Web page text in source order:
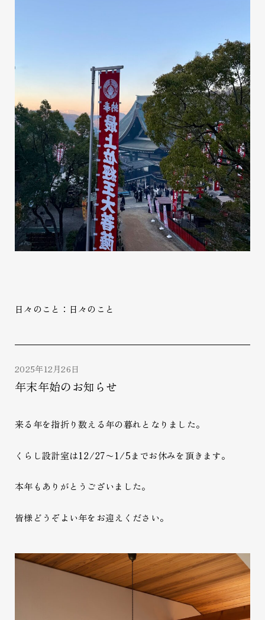
日々のこと：日々のこと
2025年12月26日
年末年始のお知らせ
来る年を指折り数える年の暮れとなりました。
くらし設計室は12/27〜1/5までお休みを頂きます。
本年もありがとうございました。
皆様どうぞよい年をお迎えください。